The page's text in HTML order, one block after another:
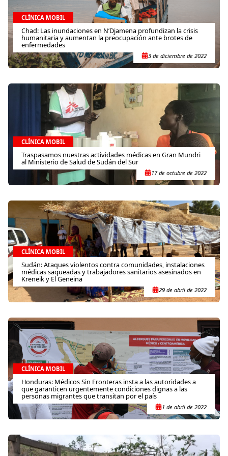
CLÍNICA MOBIL
Chad: Las inundaciones en N’Djamena profundizan la crisis
humanitaria y aumentan la preocupación ante brotes de
enfermedades
3 de diciembre de 2022
CLÍNICA MOBIL
Traspasamos nuestras actividades médicas en Gran Mundri
al Ministerio de Salud de Sudán del Sur
17 de octubre de 2022
CLÍNICA MOBIL
Sudán: Ataques violentos contra comunidades, instalaciones
médicas saqueadas y trabajadores sanitarios asesinados en
Kreneik y El Geneina
29 de abril de 2022
CLÍNICA MOBIL
Honduras: Médicos Sin Fronteras insta a las autoridades a
que garanticen urgentemente condiciones dignas a las
personas migrantes que transitan por el país
1 de abril de 2022